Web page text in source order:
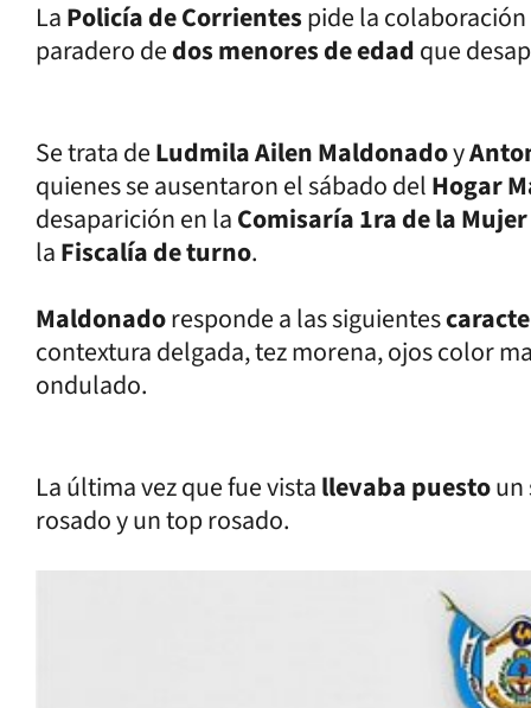
LaPolicía de Corrientespide la
paradero dedos menores de edadque
Se trata deLudmila Ailen Maldonadoy
quienes se ausentaron el sábado delHogar
desaparición en laComisaría 1ra de la
laFiscalía de turno.
Maldonadoresponde a las siguientes
contextura delgada, tez morena, ojos color
ondulado.
La última vez que fue vistallevaba puestoun
rosado y un top rosado.